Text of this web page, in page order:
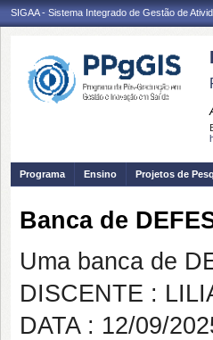
SIGAA - Sistema Integrado de Gestão de
Programa Ensino Projetos de
Banca de
Uma banca de
DISCENTE :
DATA : 12/09/